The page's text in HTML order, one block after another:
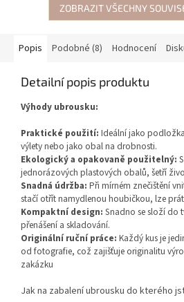
ZOBRAZIT VŠECHNY
Popis Podobné (8) Hodnocení
Detailní popis produktu
Výhody ubrousku:
Praktické použití: Ideální jako
výlety nebo jako obal na drobnosti.
Ekologický a opakovaně použitelný:
jednorázových plastových obalů, šetří
Snadná údržba: Při mírném znečištění
stačí otřít namydlenou houbičkou, lze
Kompaktní design: Snadno se složí do
přenášení a skladování.
Originální ruční práce: Každý kus je
od fotografie, což zajišťuje originalitu
zakázku
Jak na zabalení ubrousku do kterého